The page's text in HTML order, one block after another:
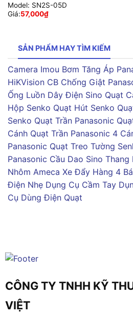
Model: SN2S-05D
Giá:57,000₫
SẢN PHẨM HAY TÌM KIẾM
Camera Imou Bơm Tăng Áp
HiKVision CB Chống Giật
Ống Luồn Dây Điện Sino Quạt
Hộp Senko Quạt Hút Senko
Senko Quạt Trần Panasonic
Cánh Quạt Trần Panasonic 4
Panasonic Quạt Treo Tường
Panasonic Cầu Dao Sino Thang
Nhôm Ameca Xe Đẩy Hàng 4
Điện Nhẹ Dụng Cụ Cầm Tay
Cụ Dùng Điện Quạt
CÔNG TY TNHH KỸ
VIỆT